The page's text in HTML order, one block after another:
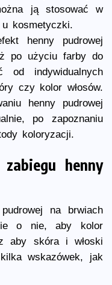
ją stosować w
kosmetyczki.
henny pudrowej
po użyciu farby do
indywidualnych
czy kolor włosów.
henny pudrowej
po zapoznaniu
koloryzacji.
henny
na brwiach
o nie, aby kolor
aby skóra i włoski
wskazówek, jak